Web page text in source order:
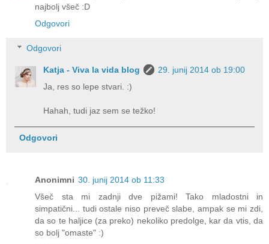
najbolj všeč :D
Odgovori
Odgovori
Katja - Viva la vida blog
29. junij 2014 ob 19:00
Ja, res so lepe stvari. :)
Hahah, tudi jaz sem se težko!
Odgovori
Anonimni 30. junij 2014 ob 11:33
Všeč sta mi zadnji dve pižami! Tako mladostni in
simpatični... tudi ostale niso preveč slabe, ampak se mi zdi,
da so te haljice (za preko) nekoliko predolge, kar da vtis, da
so bolj "omaste" :)